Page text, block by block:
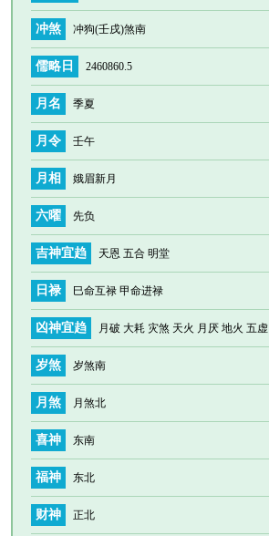
冲煞 冲狗(壬戌)煞南
儒略日 2460860.5
月名 季夏
月令 壬午
月相 娥眉新月
六曜 先负
吉神宜趋 天恩 五合 明堂
日禄 巳命互禄 甲命进禄
凶神宜趋 月破 大耗 灾煞 天火 月厌 地火 五虚
岁煞 岁煞南
月煞 月煞北
喜神 东南
福神 东北
财神 正北